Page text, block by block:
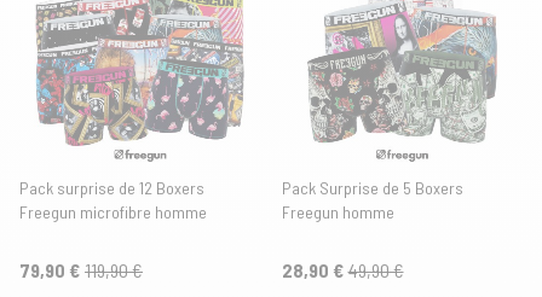
Pack surprise de 12 Boxers
Freegun microfibre homme
79,90 € 119,90 €
Pack Surprise de 5 Boxers
Freegun homme
28,90 € 49,90 €